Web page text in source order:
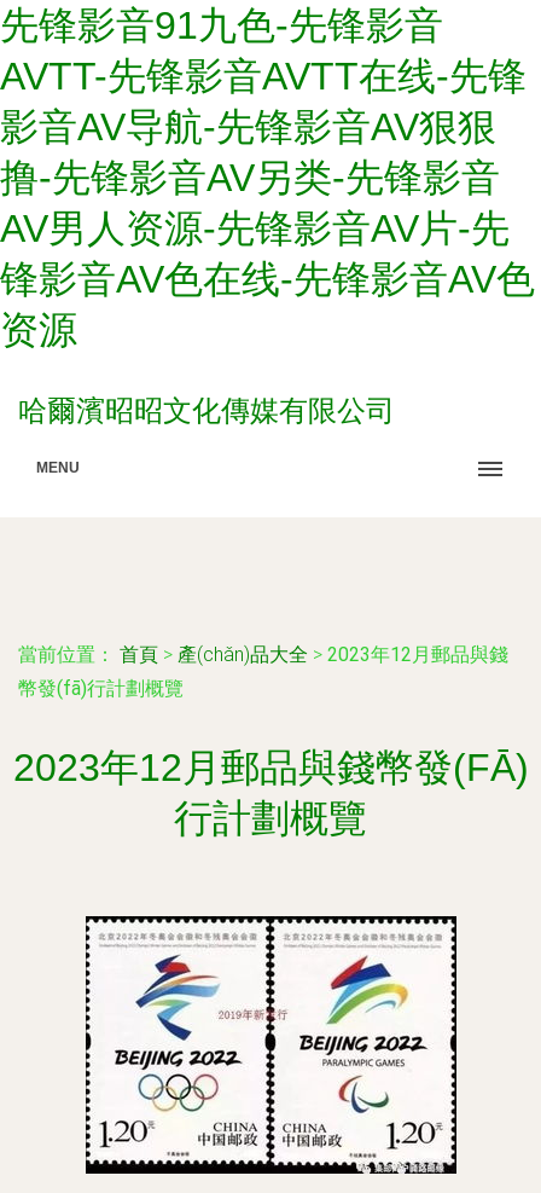
先锋影音91九色-先锋影音
AVTT-先锋影音AVTT在线-先锋
影音AV导航-先锋影音AV狠狠
撸-先锋影音AV另类-先锋影音
AV男人资源-先锋影音AV片-先
锋影音AV色在线-先锋影音AV色
资源
哈爾濱昭昭文化傳媒有限公司
MENU
當前位置： 首頁 > 產(chǎn)品大全 > 2023年12月郵品與錢
幣發(fā)行計劃概覽
2023年12月郵品與錢幣發(FĀ)
行計劃概覽